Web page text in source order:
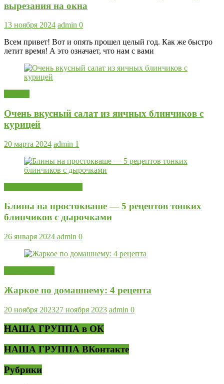
вырезания на окна
13 ноября 2024 admin 0
Всем привет! Вот и опять прошел целый год. Как же быстро
летит время! А это означает, что нам с вами
Очень вкусный салат из яичных блинчиков с
курицей
20 марта 2024 admin 1
Блины на простокваше — 5 рецептов тонких
блинчиков с дырочками
26 января 2024 admin 0
Жаркое по домашнему: 4 рецепта
20 ноября 202327 ноября 2023 admin 0
НАША ГРУППА в ОК
НАША ГРУППА ВКонтакте
Рубрики